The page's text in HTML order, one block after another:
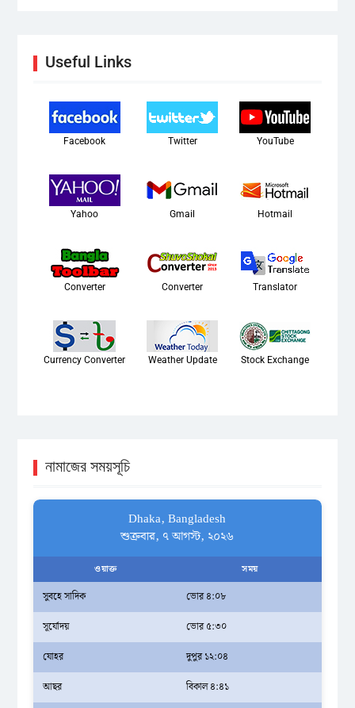
Useful Links
Facebook Twitter YouTube
Yahoo Gmail Hotmail
Converter Converter Translator
Currency Converter Weather Update Stock Exchange
নামাজের সময়সূচি
Dhaka, Bangladesh
শুক্রবার, ৭ আগস্ট, ২০২৬
ওয়াক্ত সময়
সুবহে সাদিক
ভোর ৪:০৮
সূর্যোদয়
ভোর ৫:৩০
যোহর
দুপুর ১২:০৪
আছর
বিকাল ৪:৪১